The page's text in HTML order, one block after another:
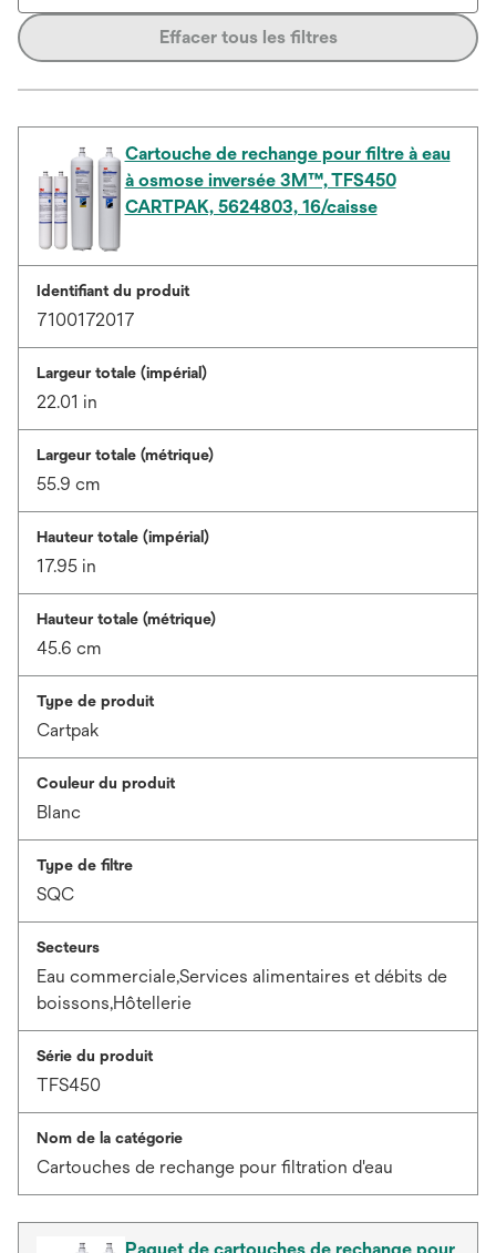
Effacer tous les filtres
Cartouche de rechange pour filtre à eau
à osmose inversée 3M™, TFS450
CARTPAK, 5624803, 16/caisse
Identifiant du produit
7100172017
Largeur totale (impérial)
22.01 in
Largeur totale (métrique)
55.9 cm
Hauteur totale (impérial)
17.95 in
Hauteur totale (métrique)
45.6 cm
Type de produit
Cartpak
Couleur du produit
Blanc
Type de filtre
SQC
Secteurs
Eau commerciale,Services alimentaires et débits de
boissons,Hôtellerie
Série du produit
TFS450
Nom de la catégorie
Cartouches de rechange pour filtration d'eau